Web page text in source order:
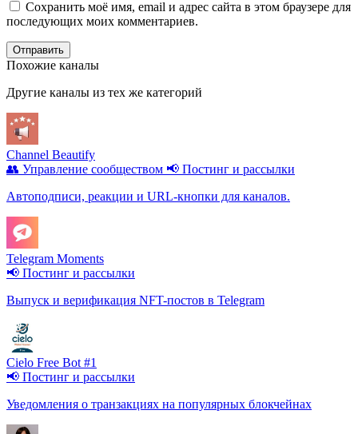
Сохранить моё имя, email и адрес сайта в этом браузере для
последующих моих комментариев.
Отправить
Похожие каналы
Другие каналы из тех же категорий
Channel Beautify
👥 Управление сообществом 📢 Постинг и рассылки
Автоподписи, реакции и URL-кнопки для каналов.
Telegram Moments
📢 Постинг и рассылки
Выпуск и верификация NFT-постов в Telegram
Cielo Free Bot #1
📢 Постинг и рассылки
Уведомления о транзакциях на популярных блокчейнах